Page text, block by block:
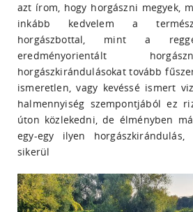
azt írom, hogy horgászni megyek,
inkább kedvelem a
horgászbottal, mint a
eredményorientált
horgászkirándulásokat tovább
ismeretlen, vagy kevéssé ismert
halmennyiség szempontjából ez
úton közlekedni, de élményben
egy-egy ilyen
sikerül